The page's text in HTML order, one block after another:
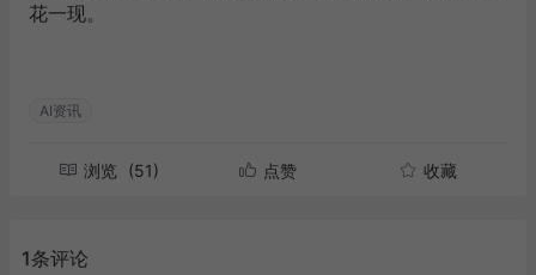
花一现。
AI资讯
浏览 (51) 点赞 收藏
1条评论